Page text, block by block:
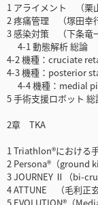
1 アライメント （栗
2 疼痛管理 （塚田幸
3 感染対策 （下条竜
4-1 動態解析 総論
4-2 機種：cruciate
4-3 機種：posterior
4-4 機種：medial
5 手術支援ロボット
2章 TKA
1 Triathlon®における
2 Persona®（ground
3 JOURNEY Ⅱ（bi-
4 ATTUNE （毛利正玄